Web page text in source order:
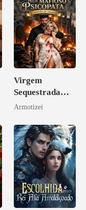
Virgem
Sequestrada
pelo Mafioso
CONTRATO
DE SANGUE
Armotizei